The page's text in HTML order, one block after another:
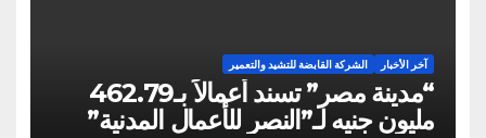
آخر الأخبار الشركة القابضة للتشيد والتعمير
“مدينة مصر” تسند أعمالاً بـ462.79
مليون جنيه لـ”النصر للأعمال المدنية”